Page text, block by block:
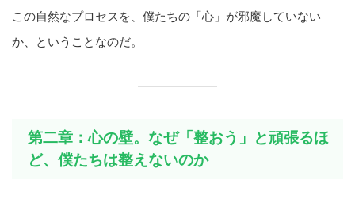
この自然なプロセスを、僕たちの「心」が邪魔していない
か、ということなのだ。
第二章：心の壁。なぜ「整おう」と頑張るほ
ど、僕たちは整えないのか